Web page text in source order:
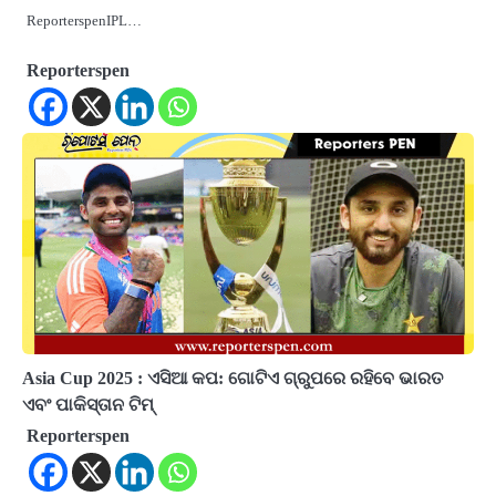
ReporterspenIPL…
Reporterspen
Asia Cup 2025 : ଏସିଆ କପ: ଗୋଟିଏ ଗ୍ରୁପରେ ରହିବେ ଭାରତ
ଏବଂ ପାକିସ୍ତାନ ଟିମ୍‌
Reporterspen